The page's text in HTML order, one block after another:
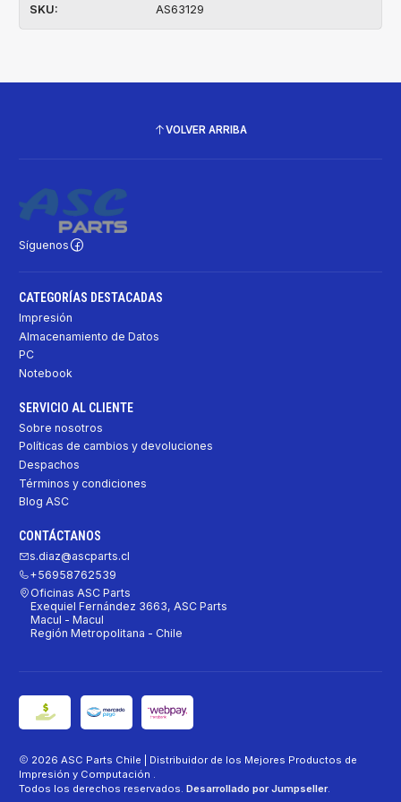
SKU: AS63129
VOLVER ARRIBA
Síguenos
CATEGORÍAS DESTACADAS
Impresión
Almacenamiento de Datos
PC
Notebook
SERVICIO AL CLIENTE
Sobre nosotros
Políticas de cambios y devoluciones
Despachos
Términos y condiciones
Blog ASC
CONTÁCTANOS
s.diaz@ascparts.cl
+56958762539
Oficinas ASC Parts
Exequiel Fernández 3663, ASC Parts
Macul - Macul
Región Metropolitana - Chile
2026 ASC Parts Chile | Distribuidor de los Mejores Productos de
Impresión y Computación .
Todos los derechos reservados. Desarrollado por Jumpseller.